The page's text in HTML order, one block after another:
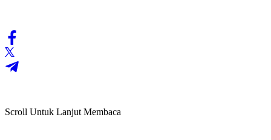
Scroll Untuk Lanjut Membaca